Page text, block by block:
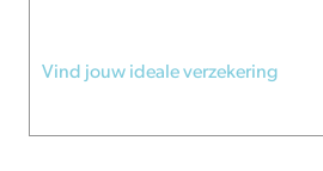
Vind jouw ideale verzekering